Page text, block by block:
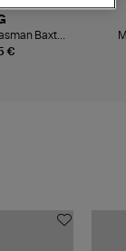
€
Baxter